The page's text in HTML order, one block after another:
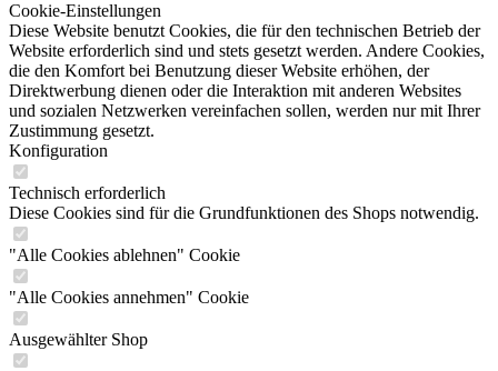
Cookie-Einstellungen
Diese Website benutzt Cookies, die für den technischen Betrieb der
Website erforderlich sind und stets gesetzt werden. Andere Cookies,
die den Komfort bei Benutzung dieser Website erhöhen, der
Direktwerbung dienen oder die Interaktion mit anderen Websites
und sozialen Netzwerken vereinfachen sollen, werden nur mit Ihrer
Zustimmung gesetzt.
Konfiguration
Technisch erforderlich
Diese Cookies sind für die Grundfunktionen des Shops notwendig.
"Alle Cookies ablehnen" Cookie
"Alle Cookies annehmen" Cookie
Ausgewählter Shop